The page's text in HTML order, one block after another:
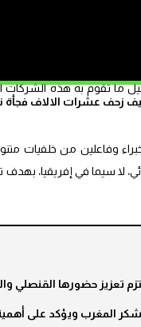
زحف عشرات الالاف فجأة
والفرنسيين خلال
التكنولوجيا الفلاحية في
مواصلة الاستثمار على
ما تقوم به هذه الشركات
وفاعلين من خلفيات
لا سيما في إفريقيا،
تعزيز حضورها القنصلي
المغرب ويؤكد على